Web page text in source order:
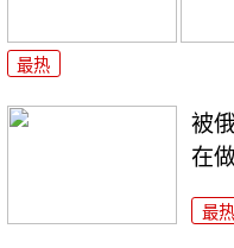
最热
被
在
最热